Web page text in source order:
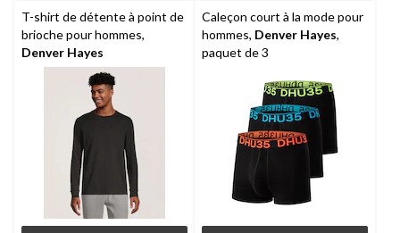
T-shirt de détente à point de
brioche pour hommes,
Denver Hayes
Caleçon court à la mode pour
hommes, Denver Hayes,
paquet de 3